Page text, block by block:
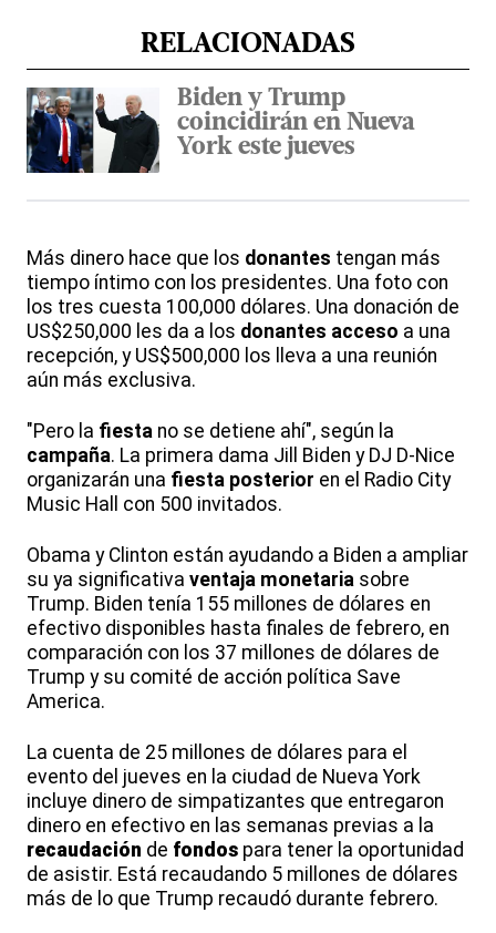
RELACIONADAS
Biden y Trump
coincidirán en Nueva
York este jueves
Más dinero hace que los donantes tengan más
tiempo íntimo con los presidentes. Una foto con
los tres cuesta 100,000 dólares. Una donación de
US$250,000 les da a los donantes acceso a una
recepción, y US$500,000 los lleva a una reunión
aún más exclusiva.
"Pero la fiesta no se detiene ahí", según la
campaña. La primera dama Jill Biden y DJ D-Nice
organizarán una fiesta posterior en el Radio City
Music Hall con 500 invitados.
Obama y Clinton están ayudando a Biden a ampliar
su ya significativa ventaja monetaria sobre
Trump. Biden tenía 155 millones de dólares en
efectivo disponibles hasta finales de febrero, en
comparación con los 37 millones de dólares de
Trump y su comité de acción política Save
America.
La cuenta de 25 millones de dólares para el
evento del jueves en la ciudad de Nueva York
incluye dinero de simpatizantes que entregaron
dinero en efectivo en las semanas previas a la
recaudación de fondos para tener la oportunidad
de asistir. Está recaudando 5 millones de dólares
más de lo que Trump recaudó durante febrero.